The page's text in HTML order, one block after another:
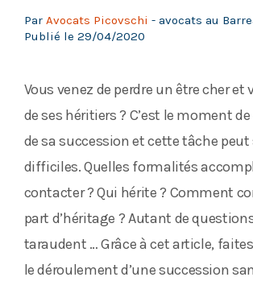
Par Avocats Picovschi - avocats au
Publié le 29/04/2020
Vous venez de perdre un être cher et
de ses héritiers ? C’est le moment
de sa succession et cette tâche peut
difficiles. Quelles formalités
contacter ? Qui hérite ? Comment
part d’héritage ? Autant de
taraudent … Grâce à cet article,
le déroulement d’une succession